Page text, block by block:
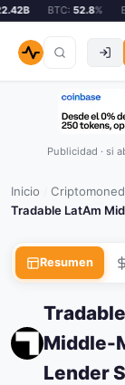
BTC:52.8%
Publicidad · si
Inicio
Tradable LatAm
Resumen
Middle-
Lender